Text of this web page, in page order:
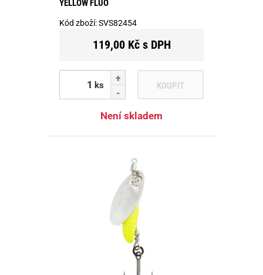
YELLOW FLUO
Kód zboží:SVS82454
119,00 Kč s DPH
ks KOUPIT
Není skladem